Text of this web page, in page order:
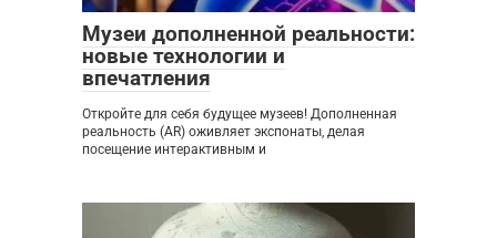
Музеи дополненной реальности:
новые технологии и
впечатления
Откройте для себя будущее музеев! Дополненная
реальность (AR) оживляет экспонаты, делая
посещение интерактивным и